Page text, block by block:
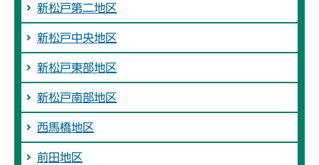
新松戸第二地区
新松戸中央地区
新松戸東部地区
新松戸南部地区
西馬橋地区
前田地区